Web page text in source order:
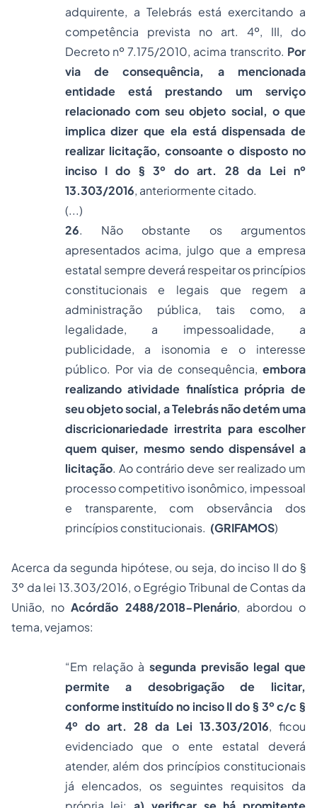
adquirente, a Telebrás está exercitando a
competência prevista no art. 4º, III, do
Decreto nº 7.175/2010, acima transcrito. Por
via de consequência, a mencionada
entidade está prestando um serviço
relacionado com seu objeto social, o que
implica dizer que ela está dispensada de
realizar licitação, consoante o disposto no
inciso I do § 3º do art. 28 da Lei nº
13.303/2016, anteriormente citado.
(...)
26. Não obstante os argumentos
apresentados acima, julgo que a empresa
estatal sempre deverá respeitar os princípios
constitucionais e legais que regem a
administração pública, tais como, a
legalidade, a impessoalidade, a
publicidade, a isonomia e o interesse
público. Por via de consequência, embora
realizando atividade finalística própria de
seu objeto social, a Telebrás não detém uma
discricionariedade irrestrita para escolher
quem quiser, mesmo sendo dispensável a
licitação. Ao contrário deve ser realizado um
processo competitivo isonômico, impessoal
e transparente, com observância dos
princípios constitucionais. (GRIFAMOS)
Acerca da segunda hipótese, ou seja, do inciso II do §
3º da lei 13.303/2016, o Egrégio Tribunal de Contas da
União, noAcórdão 2488/2018-Plenário, abordou o
tema, vejamos:
“Em relação à segunda previsão legal que
permite a desobrigação de licitar,
conforme instituído no inciso II do § 3º c/c §
4º do art. 28 da Lei 13.303/2016, ficou
evidenciado que o ente estatal deverá
atender, além dos princípios constitucionais
já elencados, os seguintes requisitos da